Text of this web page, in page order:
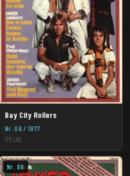
Bay City Rollers
Nr. 06 / 1977
DM 1,00
Nr. 08